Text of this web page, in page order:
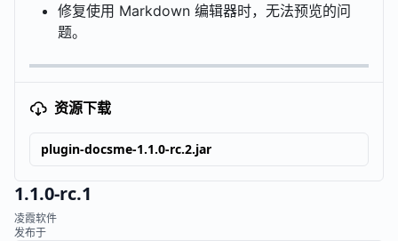
修复使用 Markdown 编辑器时，无法预览的问
题。
资源下载
plugin-docsme-1.1.0-rc.2.jar
1.1.0-rc.1
凌霞软件
发布于